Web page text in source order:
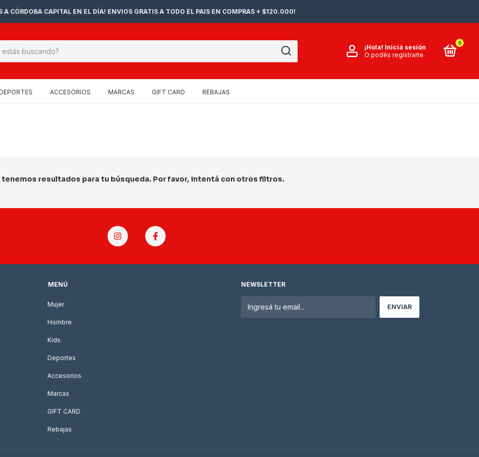
A CÓRDOBA CAPITAL EN EL DÍA! ENVIOS GRATIS A TODO EL PAIS EN COMPRAS + $120.000!
¡Hola! Iniciá sesión
O podés registrarte
0
ACCESORIOS MARCAS GIFT CARD REBAJAS
tenemos resultados para tu búsqueda. Por favor, intentá con otros filtros.
MENÚ
Mujer
Hombre
Kids
Deportes
Accesorios
Marcas
GIFT CARD
Rebajas
NEWSLETTER